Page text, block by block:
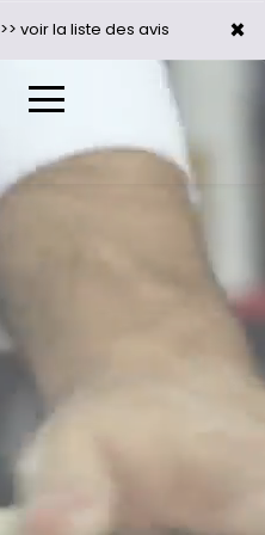
×
>> voir la liste des avis ×